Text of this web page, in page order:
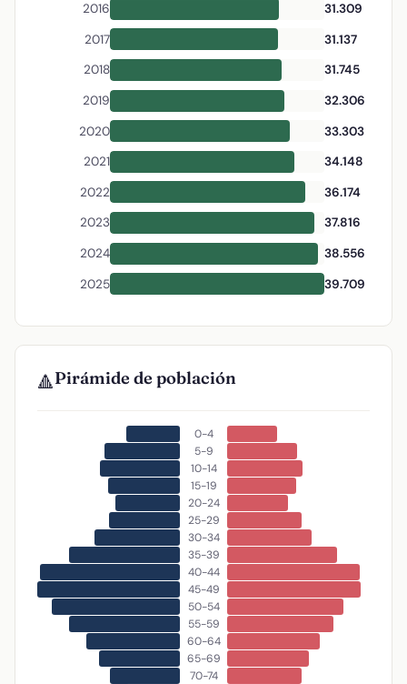
2016
31.309
2017
31.137
2018
31.745
2019
32.306
2020
33.303
2021
34.148
2022
36.174
2023
37.816
2024
38.556
2025
39.709
🔺Pirámide de población
0-4
5-9
10-14
15-19
20-24
25-29
30-34
35-39
40-44
45-49
50-54
55-59
60-64
65-69
70-74